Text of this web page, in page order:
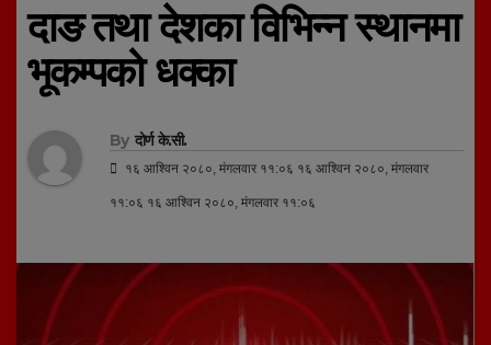
दाङ तथा देशका विभिन्न स्थानमा
भूकम्पको धक्का
By दोर्ण के.सी.
१६ आश्विन २०८०, मंगलवार ११:०६ १६ आश्विन २०८०, मंगलवार
११:०६ १६ आश्विन २०८०, मंगलवार ११:०६